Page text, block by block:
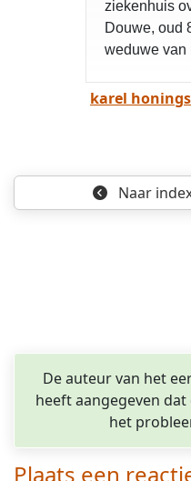
ziekenhuis
Douwe, oud
weduwe van
karel honings
Naar
De auteur van het
heeft aangegeven
het
Plaats een